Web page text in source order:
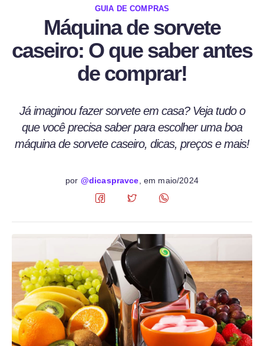
GUIA DE COMPRAS
Máquina de sorvete
caseiro: O que saber antes
de comprar!
Já imaginou fazer sorvete em casa? Veja tudo o
que você precisa saber para escolher uma boa
máquina de sorvete caseiro, dicas, preços e mais!
por @dicaspravce , em maio/2024